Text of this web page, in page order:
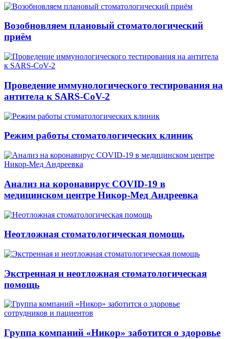
Возобновляем плановый стоматологический
приём
Проведение иммунологического тестирования на
антитела к SARS-CoV-2
Режим работы стоматологических клиник
Анализ на коронавирус COVID-19 в
медицинском центре Никор-Мед Андреевка
Неотложная стоматологическая помощь
Экстренная и неотложная стоматологическая
помощь
Группа компаний «Никор» заботится о здоровье